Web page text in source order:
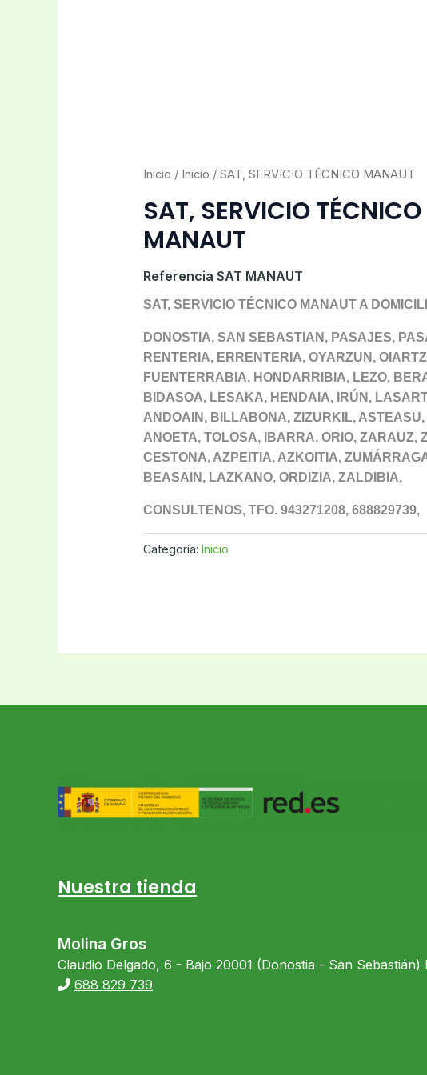
Inicio / Inicio / SAT, SERVICIO TÉCNICO MANAUT
SAT, SERVICIO TÉCNICO
MANAUT
Referencia SAT MANAUT
SAT, SERVICIO TÉCNICO MANAUT A
DONOSTIA, SAN SEBASTIAN, PASAJES,
RENTERIA, ERRENTERIA, OYARZUN,
FUENTERRABIA, HONDARRIBIA, LEZO,
BIDASOA, LESAKA, HENDAIA, IRÚN,
ANDOAIN, BILLABONA, ZIZURKIL,
ANOETA, TOLOSA, IBARRA, ORIO, ZARAUZ,
CESTONA, AZPEITIA, AZKOITIA,
BEASAIN, LAZKANO, ORDIZIA, ZALDIBIA,
CONSULTENOS, TFO. 943271208, 688829739,
Categoría: Inicio
Nuestra tienda
Molina Gros
Claudio Delgado, 6 - Bajo 20001 (Donostia - San Sebastián)
688 829 739